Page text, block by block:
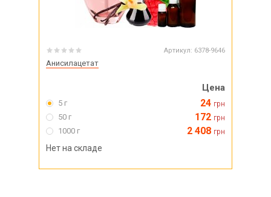
Артикул: 6378-9646
Анисилацетат
Цена
5 г 24 грн
50 г 172 грн
1000 г 2 408 грн
Нет на складе